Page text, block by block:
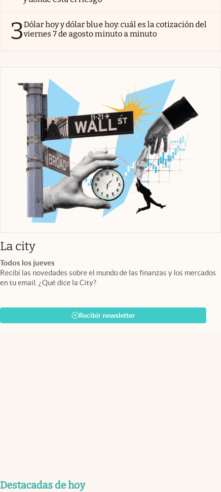
3Dólar hoy y dólar blue hoy: cuál es la cotización del
viernes 7 de agosto minuto a minuto
La cityabre en nueva pestaña
Todos los jueves
Recibí las novedades sobre el mundo de las finanzas y los mercados
en tu email. ¿Qué dice la City?
Recibir newsletter
Destacadas de hoy